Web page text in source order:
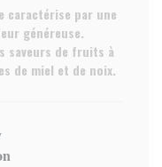
caractérise par une
généreuse.
saveurs de fruits à
de miel et de noix.